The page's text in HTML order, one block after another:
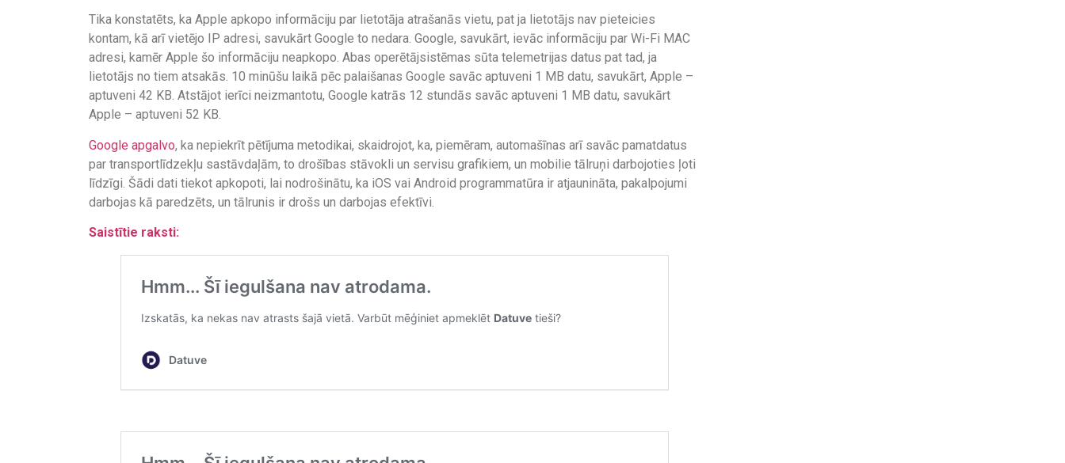
Tika konstatēts, ka Apple apkopo informāciju par lietotāja atrašanās vietu, pat ja lietotājs nav pieteicies
kontam, kā arī vietējo IP adresi, savukārt Google to nedara. Google, savukārt, ievāc informāciju par Wi-Fi MAC
adresi, kamēr Apple šo informāciju neapkopo. Abas operētājsistēmas sūta telemetrijas datus pat tad, ja
lietotājs no tiem atsakās. 10 minūšu laikā pēc palaišanas Google savāc aptuveni 1 MB datu, savukārt, Apple –
aptuveni 42 KB. Atstājot ierīci neizmantotu, Google katrās 12 stundās savāc aptuveni 1 MB datu, savukārt
Apple – aptuveni 52 KB.
Google apgalvo, ka nepiekrīt pētījuma metodikai, skaidrojot, ka, piemēram, automašīnas arī savāc pamatdatus
par transportlīdzekļu sastāvdaļām, to drošības stāvokli un servisu grafikiem, un mobilie tālruņi darbojoties ļoti
līdzīgi. Šādi dati tiekot apkopoti, lai nodrošinātu, ka iOS vai Android programmatūra ir atjaunināta, pakalpojumi
darbojas kā paredzēts, un tālrunis ir drošs un darbojas efektīvi.
Saistītie raksti: